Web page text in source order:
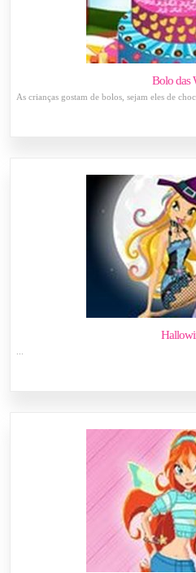
Bolo das
As crianças gostam de bolos, sejam eles de